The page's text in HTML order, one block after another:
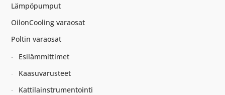
Lämpöpumput
OilonCooling varaosat
Poltin varaosat
Esilämmittimet
Kaasuvarusteet
Kattilainstrumentointi